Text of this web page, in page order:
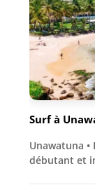
Surf à
Unawatuna •
débutant et